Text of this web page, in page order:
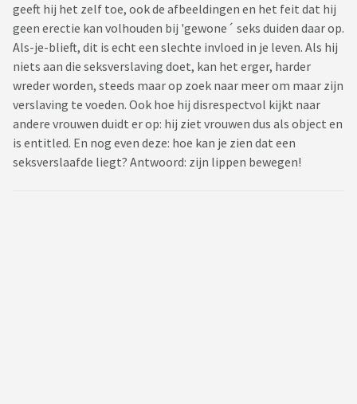
geeft hij het zelf toe, ook de afbeeldingen en het feit dat hij
geen erectie kan volhouden bij 'gewone´ seks duiden daar op.
Als-je-blieft, dit is echt een slechte invloed in je leven. Als hij
niets aan die seksverslaving doet, kan het erger, harder
wreder worden, steeds maar op zoek naar meer om maar zijn
verslaving te voeden. Ook hoe hij disrespectvol kijkt naar
andere vrouwen duidt er op: hij ziet vrouwen dus als object en
is entitled. En nog even deze: hoe kan je zien dat een
seksverslaafde liegt? Antwoord: zijn lippen bewegen!